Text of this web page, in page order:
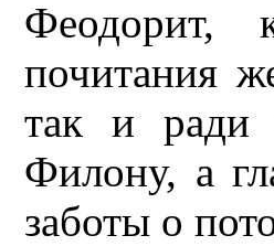
Феодорит,
почитания
так и ради
Филону, а
заботы о